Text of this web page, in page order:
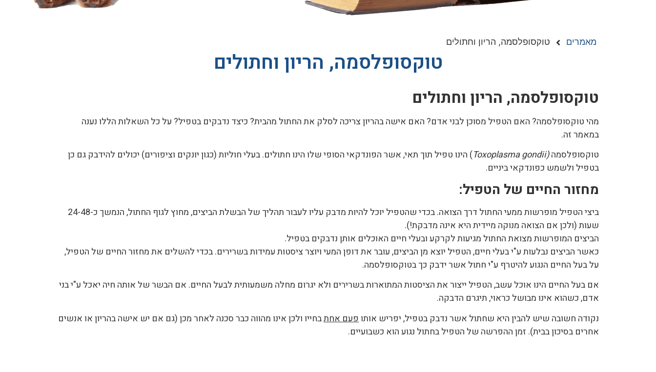
מאמרים טוקסופלסמה, הריון וחתולים
טוקסופלסמה, הריון וחתולים
טוקסופלסמה, הריון וחתולים
מהי טוקסופלסמה? האם הטפיל מסוכן לבני אדם? האם אישה בהריון צריכה לסלק את החתול מהבית? כיצד נדבקים בטפיל? על כל השאלות הללו נענה
במאמר זה.
טוקסופלסמה(
Toxoplasma gondii) הינו טפיל תוך תאי, אשר הפונדקאי הסופי שלו הינו חתולים. בעלי חוליות (כגון יונקים וציפורים) יכולים להידבק גם כן
בטפיל ולשמש כפונדקאי ביניים.
מחזור החיים של הטפיל:
ביצי הטפיל מופרשות ממעי החתול דרך הצואה. בכדי שהטפיל יוכל להיות מדבק עליו לעבור תהליך של הבשלת הביצים, מחוץ לגוף החתול, הנמשך כ-24-48
שעות (ולכן אם הצואה מנוקה מיידית היא אינה מדבקת!).
הביצים המופרשות מצואת החתול מגיעות לקרקע ובעלי חיים האוכלים אותן נדבקים בטפיל.
כאשר הביצים נבלעות ע"י בעלי חיים, הטפיל יוצא מן הביצים, עובר את דופן המעי ויוצר ציסטות עמידות בשרירים. בכדי להשלים את מחזור החיים של הטפיל,
על בעל החיים הנגוע להיטרף ע"י חתול אשר ידבק כך בטוקסופלסמה.
אם בעל החיים הינו אוכל עשב, הטפיל ייצור את הציסטות המתוארות בשרירים ולא יגרום מחלה משמעותית לבעל החיים. אם הבשר של אותה חיה יאכל ע"י בני
אדם, כשהוא אינו מבושל כראוי, תיגרם הדבקה.
נקודה חשובה שיש להבין היא שחתול אשר נדבק בטפיל, יפריש אותופעם אחתבחייו ולכן אינו מהווה כבר סכנה לאחר מכן (גם אם יש אישה בהריון או אנשים
אחרים בסיכון בבית). זמן ההפרשה של הטפיל בחתול נגוע הוא כשבועיים.